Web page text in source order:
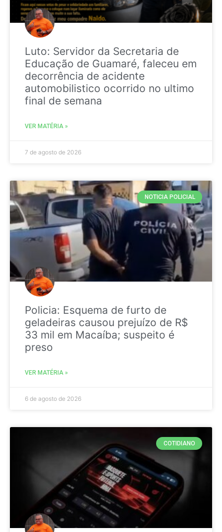
Luto: Servidor da Secretaria de
Educação de Guamaré, faleceu em
decorrência de acidente
automobilistico ocorrido no ultimo
final de semana
VER MATÉRIA »
7 de agosto de 2026
NOTICIA POLICIAL
Policia: Esquema de furto de
geladeiras causou prejuízo de R$
33 mil em Macaíba; suspeito é
preso
VER MATÉRIA »
6 de agosto de 2026
COTIDIANO